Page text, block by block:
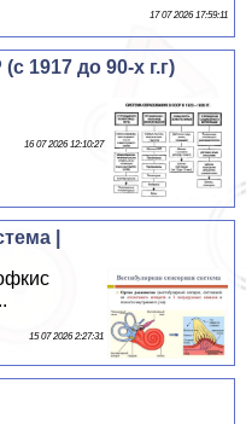
17 07 2026 17:59:11
1917 до 90-х г.г)
16 07 2026 12:10:27
|
15 07 2026 2:27:31